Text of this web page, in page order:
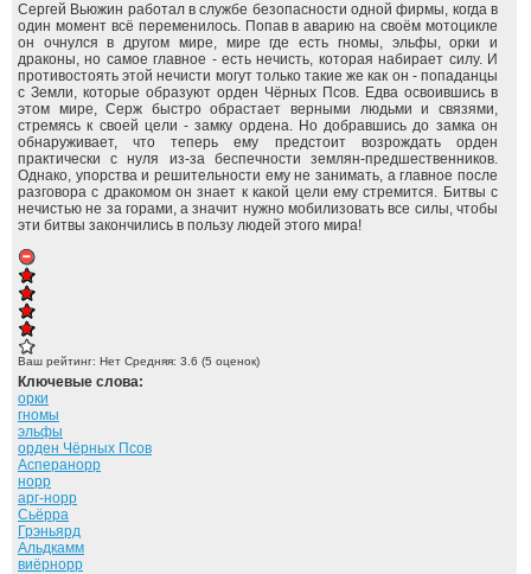
Сергей Вьюжин работал в службе безопасности одной фирмы, когда в
один момент всё переменилось. Попав в аварию на своём мотоцикле
он очнулся в другом мире, мире где есть гномы, эльфы, орки и
драконы, но самое главное - есть нечисть, которая набирает силу. И
противостоять этой нечисти могут только такие же как он - попаданцы
с Земли, которые образуют орден Чёрных Псов. Едва освоившись в
этом мире, Серж быстро обрастает верными людьми и связями,
стремясь к своей цели - замку ордена. Но добравшись до замка он
обнаруживает, что теперь ему предстоит возрождать орден
практически с нуля из-за беспечности землян-предшественников.
Однако, упорства и решительности ему не занимать, а главное после
разговора с дракомом он знает к какой цели ему стремится. Битвы с
нечистью не за горами, а значит нужно мобилизовать все силы, чтобы
эти битвы закончились в пользу людей этого мира!
Ваш рейтинг: Нет Средняя: 3.6 (5 оценок)
Ключевые слова:
орки
гномы
эльфы
орден Чёрных Псов
Асперанорр
норр
арг-норр
Сьёрра
Грэньярд
Альдкамм
виёрнорр